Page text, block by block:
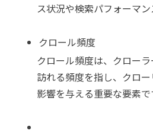
ス状況や検索パフォーマン
クロール頻度
クロール頻度は、クロー
訪れる頻度を指し、クロ
影響を与える重要な要素で